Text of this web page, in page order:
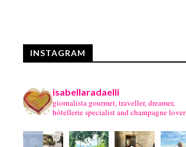
INSTAGRAM
isabellaradaelli
giornalista gourmet, traveller, dreamer,
hôtellerie specialist and champagne lover